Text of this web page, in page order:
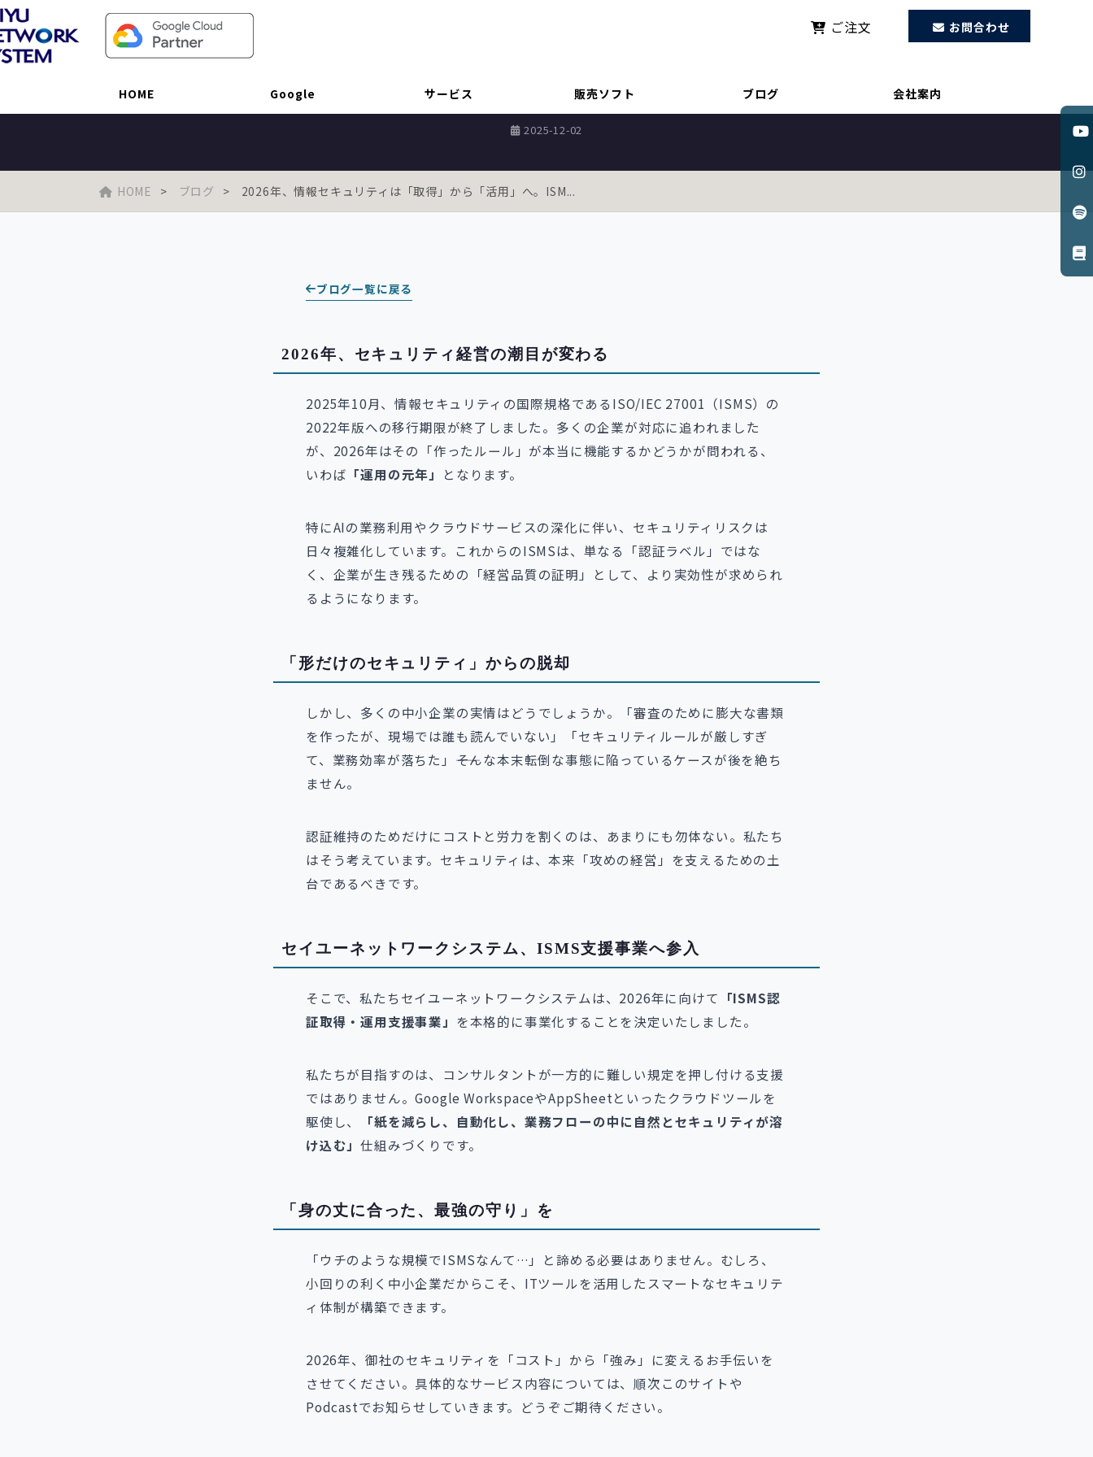
お問合わせ
ご注文
HOME Google サービス 販売ソフト ブログ 会社案内
2026年、情報セキュリティは「取得」から「活用」へ。ISMS認証支援事業、始動します。
2025-12-02
HOME ブログ 2026年、情報セキュリティは「取得」から「活用」へ。ISM...
ブログ一覧に戻る
2026年、セキュリティ経営の潮目が変わる
2025年10月、情報セキュリティの国際規格であるISO/IEC 27001（ISMS）の
2022年版への移行期限が終了しました。多くの企業が対応に追われました
が、2026年はその「作ったルール」が本当に機能するかどうかが問われる、
いわば 「運用の元年」 となります。
特にAIの業務利用やクラウドサービスの深化に伴い、セキュリティリスクは
日々複雑化しています。これからのISMSは、単なる「認証ラベル」ではな
く、企業が生き残るための「経営品質の証明」として、より実効性が求められ
るようになります。
「形だけのセキュリティ」からの脱却
しかし、多くの中小企業の実情はどうでしょうか。「審査のために膨大な書類
を作ったが、現場では誰も読んでいない」「セキュリティルールが厳しすぎ
て、業務効率が落ちた」――そんな本末転倒な事態に陥っているケースが後を絶ち
ません。
認証維持のためだけにコストと労力を割くのは、あまりにも勿体ない。私たち
はそう考えています。セキュリティは、本来「攻めの経営」を支えるための土
台であるべきです。
セイユーネットワークシステム、ISMS支援事業へ参入
そこで、私たちセイユーネットワークシステムは、2026年に向けて 「ISMS認
証取得・運用支援事業」 を本格的に事業化することを決定いたしました。
私たちが目指すのは、コンサルタントが一方的に難しい規定を押し付ける支援
ではありません。Google WorkspaceやAppSheetといったクラウドツールを
駆使し、
「紙を減らし、自動化し、業務フローの中に自然とセキュリティが溶
け込む」仕組みづくりです。
「身の丈に合った、最強の守り」を
「ウチのような規模でISMSなんて…」と諦める必要はありません。むしろ、
小回りの利く中小企業だからこそ、ITツールを活用したスマートなセキュリテ
ィ体制が構築できます。
2026年、御社のセキュリティを「コスト」から「強み」に変えるお手伝いを
させてください。具体的なサービス内容については、順次このサイトや
Podcastでお知らせしていきます。どうぞご期待ください。